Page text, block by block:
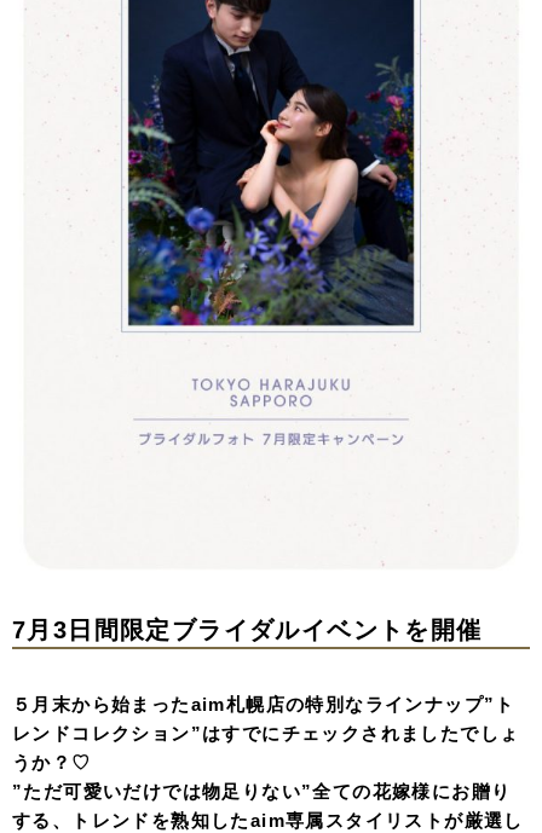
7月3日間限定ブライダルイベントを開催
５月末から始まったaim札幌店の特別なラインナップ”ト
レンドコレクション”はすでにチェックされましたでしょ
うか？♡
”ただ可愛いだけでは物足りない”全ての花嫁様にお贈り
する、トレンドを熟知したaim専属スタイリストが厳選し